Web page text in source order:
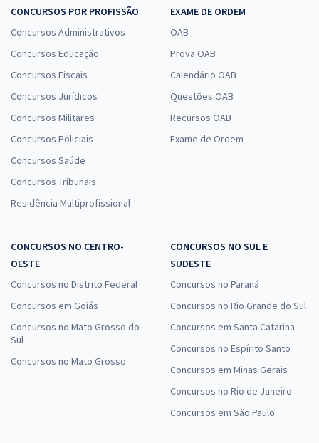
CONCURSOS POR PROFISSÃO
Concursos Administrativos
Concursos Educação
Concursos Fiscais
Concursos Jurídicos
Concursos Militares
Concursos Policiais
Concursos Saúde
Concursos Tribunais
Residência Multiprofissional
EXAME DE ORDEM
OAB
Prova OAB
Calendário OAB
Questões OAB
Recursos OAB
Exame de Ordem
CONCURSOS NO CENTRO-
OESTE
Concursos no Distrito Federal
Concursos em Goiás
Concursos no Mato Grosso do
Sul
Concursos no Mato Grosso
CONCURSOS NO SUL E
SUDESTE
Concursos no Paraná
Concursos no Rio Grande do Sul
Concursos em Santa Catarina
Concursos no Espírito Santo
Concursos em Minas Gerais
Concursos no Rio de Janeiro
Concursos em São Paulo